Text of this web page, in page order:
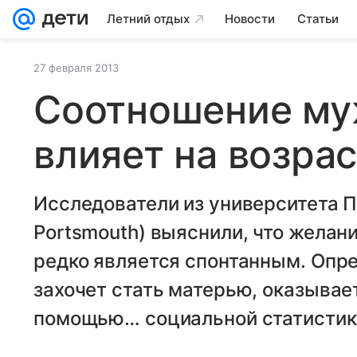
Летний отдых Новости Статьи
27 февраля 2013
Соотношение
влияет на
Исследователи из университета
Portsmouth) выяснили, что
редко является спонтанным.
захочет стать матерью,
помощью… социальной